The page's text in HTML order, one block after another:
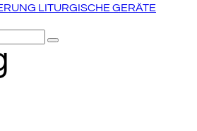
LITURGISCHE GERÄTE
Senden